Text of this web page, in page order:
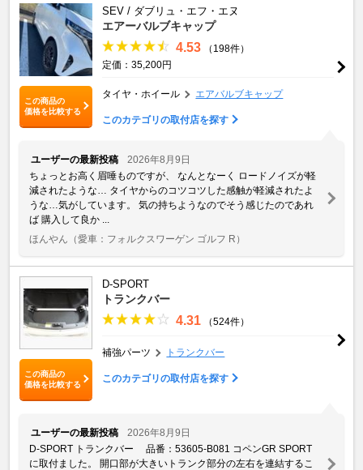
この商品の
価格を比較する
SEV / ダブリュ・エフ・エヌ
エアーバルブキャップ
4.53
（198件）
定価：35,200円
タイヤ・ホイール エアバルブキャップ
このカテゴリの取付店を探す
ユーザーの最新投稿
2026年8月9日
ちょっとお高く眉唾ものですが、 なんとなーく ロードノイズが軽
減されたような… タイヤからのコツコツした感触が軽減されたよ
うな…気がしています。 気の持ちようなのでそう感じたのであれ
ば 購入して良か ...
ほんやん （愛車：フォルクスワーゲン ゴルフ R）
この商品の
価格を比較する
D-SPORT
トランクバー
4.31 （524件）
補強パーツ トランクバー
このカテゴリの取付店を探す
ユーザーの最新投稿
2026年8月9日
D-SPORT トランクバー 品番：53605-B081 コペンGR SPORT
に取付ました。 開口部が大きいトランク部分の左右を連結するこ